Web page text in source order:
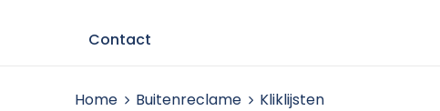
Contact
Home Buitenreclame Kliklijsten